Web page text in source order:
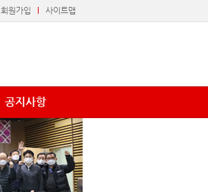
회원가입 사이트맵
공지사항